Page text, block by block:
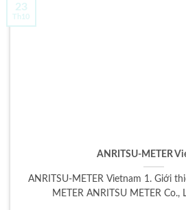
ANRITSU-METER
ANRITSU-METER Vietnam 1. Giới
METER ANRITSU METER Co.,
23
Th10